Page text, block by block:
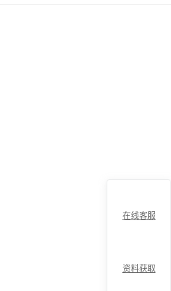
在线客服
资料获取